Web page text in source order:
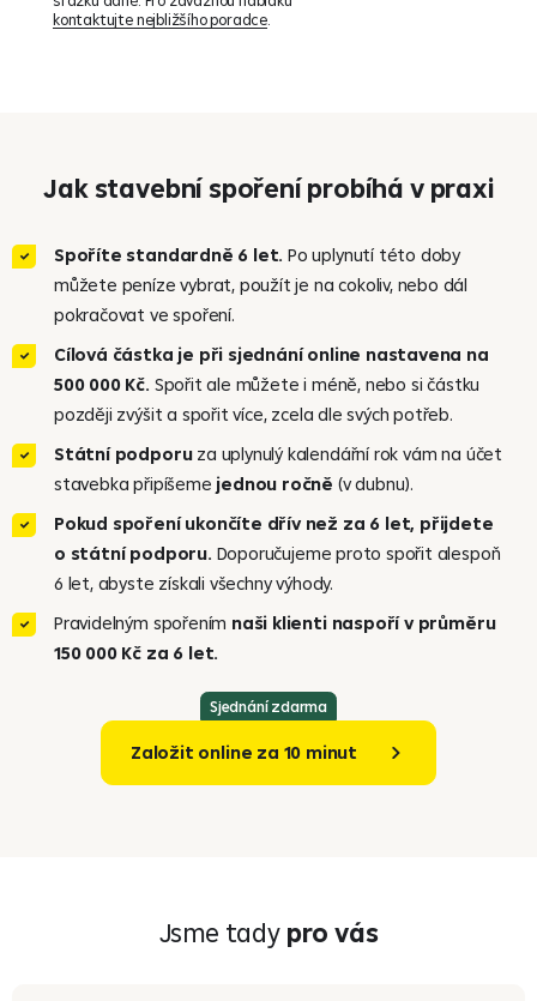
kontaktujte nejbližšího poradce
Jak stavební spoření probíhá v praxi
Spoříte standardně 6 let. Po uplynutí této doby
můžete peníze vybrat, použít je na cokoliv, nebo dál
pokračovat ve spoření.
Cílová částka je při sjednání online nastavena na
500 000 Kč. Spořit ale můžete i méně, nebo si částku
později zvýšit a spořit více, zcela dle svých potřeb.
Státní podporuza uplynulý kalendářní rok vám na účet
stavebka připíšeme jednou ročně (v dubnu).
Pokud spoření ukončíte dřív než za 6 let, přijdete
o státní podporu. Doporučujeme proto spořit alespoň
6 let, abyste získali všechny výhody.
Pravidelným spořením naši klienti naspoří v průměru
150 000 Kč za 6 let.
Sjednání zdarma
Založit online za 10 minut
Jsme tady pro vás